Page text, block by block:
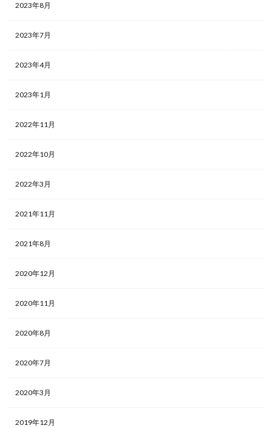
2023年8月
2023年7月
2023年4月
2023年1月
2022年11月
2022年10月
2022年3月
2021年11月
2021年8月
2020年12月
2020年11月
2020年8月
2020年7月
2020年3月
2019年12月